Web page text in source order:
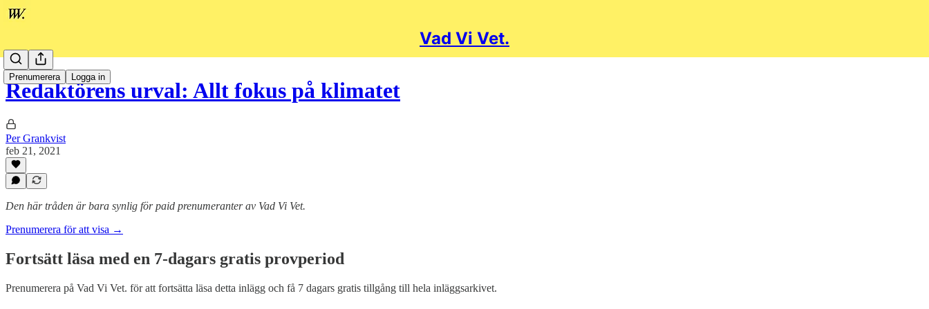
Vad Vi Vet.
Prenumerera Logga in
Redaktörens urval: Allt fokus på klimatet
Per Grankvist
feb 21, 2021
Den här tråden är bara synlig för paid prenumeranter av Vad Vi Vet.
Prenumerera för att visa →
Fortsätt läsa med en 7-dagars gratis provperiod
Prenumerera på Vad Vi Vet. för att fortsätta läsa detta inlägg och få 7 dagars gratis tillgång till hela inläggsarkivet.